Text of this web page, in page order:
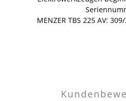
MENZER TBS 225 AV: